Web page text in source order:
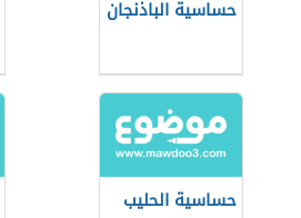
حساسية الباذنجان
حساسية الحليب